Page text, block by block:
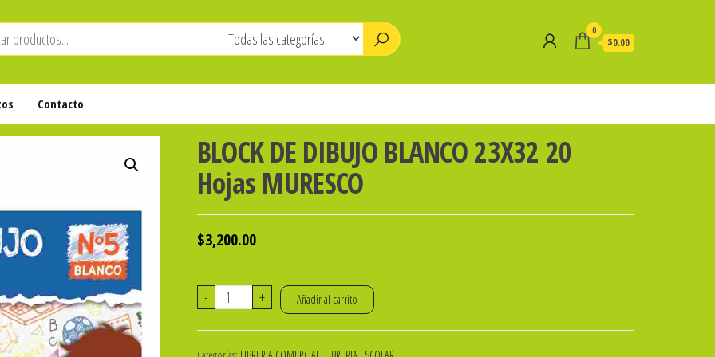
0
$0.00
Contacto
BLOCK DE DIBUJO BLANCO 23X32 20
Hojas MURESCO
$3,200.00
-
BLOCK
+ Añadir al carrito